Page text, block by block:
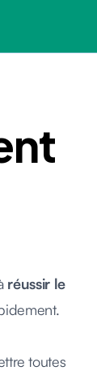
réussir le
toutes